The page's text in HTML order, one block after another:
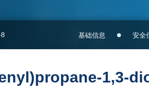
基础信息 安全
1,3-